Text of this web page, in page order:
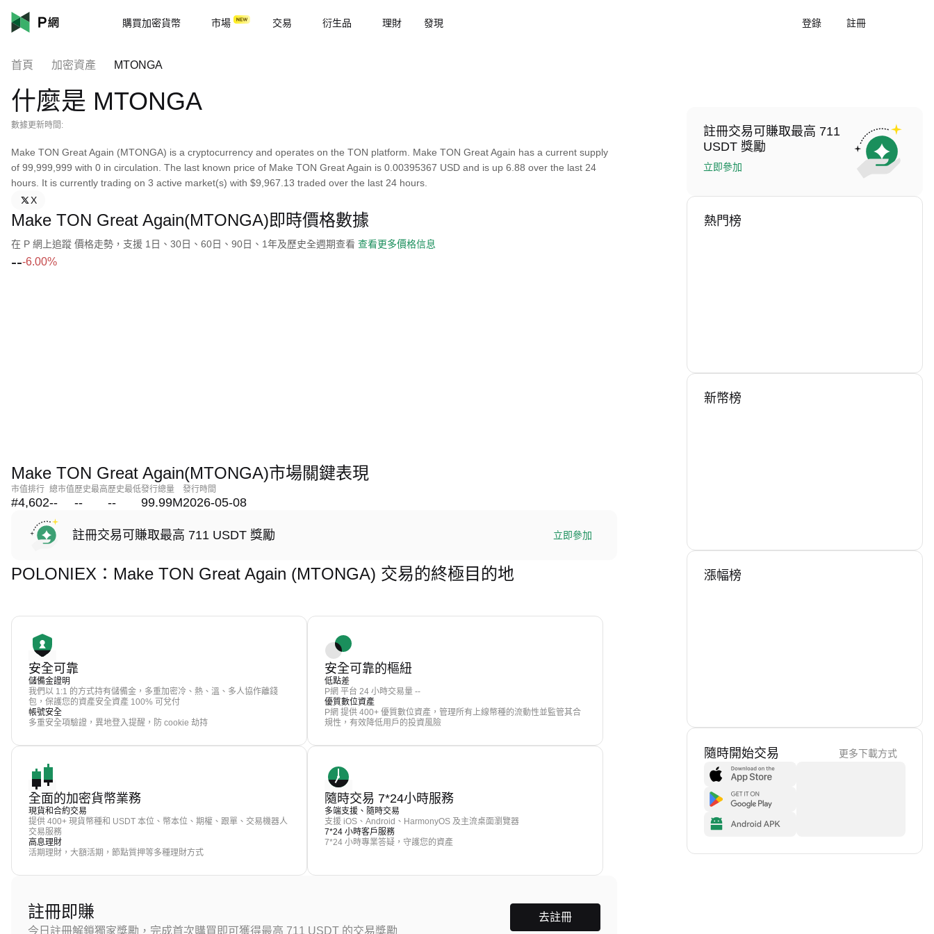
購買加密貨幣 市場 交易 衍生品 理財 發現 登錄 註冊
首頁 加密資產 MTONGA
什麼是 MTONGA
數據更新時間:
Make TON Great Again (MTONGA) is a cryptocurrency and operates on the TON platform. Make TON Great Again has a current supply
of 99,999,999 with 0 in circulation. The last known price of Make TON Great Again is 0.00395367 USD and is up 6.88 over the last 24
hours. It is currently trading on 3 active market(s) with $9,967.13 traded over the last 24 hours.
X
Make TON Great Again(MTONGA)即時價格數據
在 P 網上追蹤 價格走勢，支援 1日、30日、60日、90日、1年及歷史全週期查看 查看更多價格信息
---6.00%
Make TON Great Again(MTONGA)市場關鍵表現
市值排行
#4,602
總市值
--
歷史最高
--
歷史最低
--
發行總量
99.99M
發行時間
2026-05-08
註冊交易可賺取最高 711 USDT 獎勵 立即參加
POLONIEX：Make TON Great Again (MTONGA) 交易的終極目的地
安全可靠
儲備金證明
我們以 1:1 的方式持有儲備金，多重加密冷、熱、溫、多人協作離錢
包，保護您的資產安全資產 100% 可兌付
帳號安全
多重安全項驗證，異地登入提醒，防 cookie 劫持
安全可靠的樞紐
低點差
P網 平台 24 小時交易量 --
優質數位資產
P網 提供 400+ 優質數位資產，管理所有上線幣種的流動性並監管其合
規性，有效降低用戶的投資風險
全面的加密貨幣業務
現貨和合約交易
提供 400+ 現貨幣種和 USDT 本位、幣本位、期權、跟單、交易機器人
交易服務
高息理財
活期理財，大額活期，節點質押等多種理財方式
隨時交易 7*24小時服務
多端支援、隨時交易
支援 iOS、Android、HarmonyOS 及主流桌面瀏覽器
7*24 小時客戶服務
7*24 小時專業答疑，守護您的資產
註冊即賺
今日註冊解鎖獨家獎勵，完成首次購買即可獲得最高 711 USDT 的交易獎勵
去註冊
註冊交易可賺取最高 711
USDT 獎勵
立即參加
熱門榜
新幣榜
漲幅榜
隨時開始交易 更多下載方式